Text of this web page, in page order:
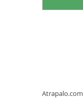
Atrapalo.com